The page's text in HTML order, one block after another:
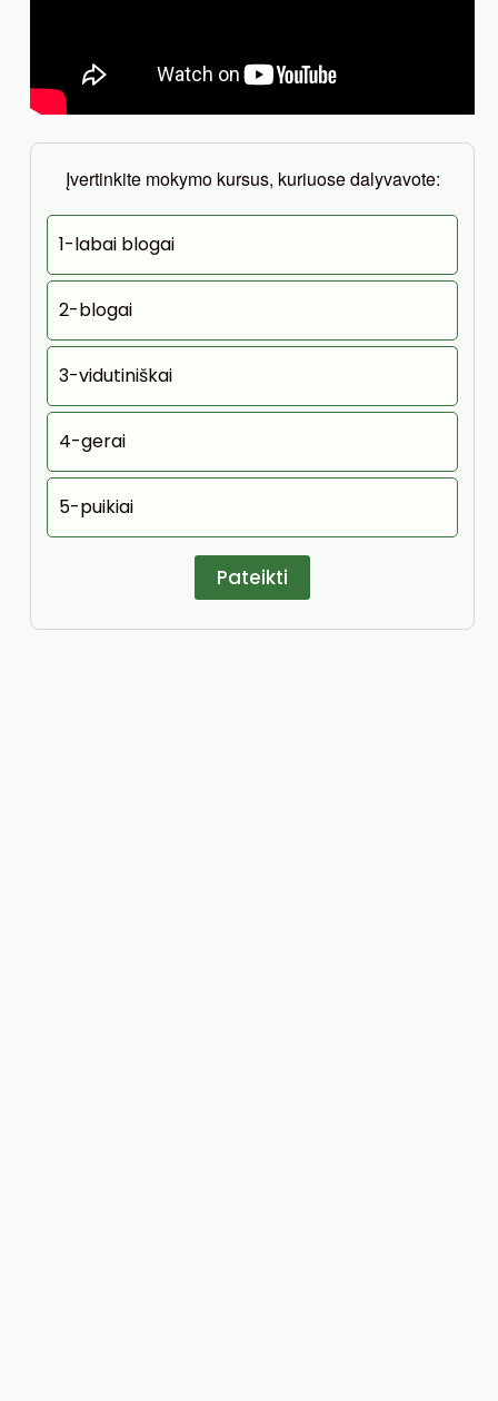
Įvertinkite mokymo kursus, kuriuose dalyvavote:
1-labai blogai
2-blogai
3-vidutiniškai
4-gerai
5-puikiai